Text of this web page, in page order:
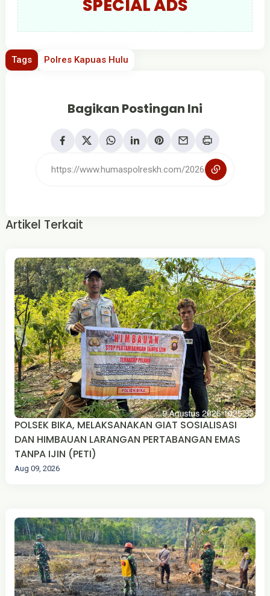
SPECIAL ADS
Tags Polres Kapuas Hulu
Bagikan Postingan Ini
Artikel Terkait
POLSEK BIKA, MELAKSANAKAN GIAT SOSIALISASI
DAN HIMBAUAN LARANGAN PERTABANGAN EMAS
TANPA IJIN (PETI)
Aug 09, 2026